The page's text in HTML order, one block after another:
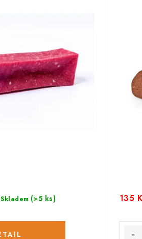
Skladem (>5 ks) 135